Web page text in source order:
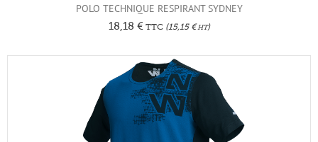
POLO TECHNIQUE RESPIRANT SYDNEY
18,18 €TTC(15,15 €HT)